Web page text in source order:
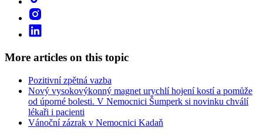
More articles on this topic
Pozitivní zpětná vazba
Nový vysokovýkonný magnet urychlí hojení kostí a pomůže
od úporné bolesti. V Nemocnici Šumperk si novinku chválí
lékaři i pacienti
Vánoční zázrak v Nemocnici Kadaň